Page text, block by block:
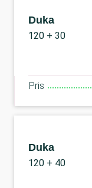
Duka
120 + 30
Pris
Duka
120 + 40